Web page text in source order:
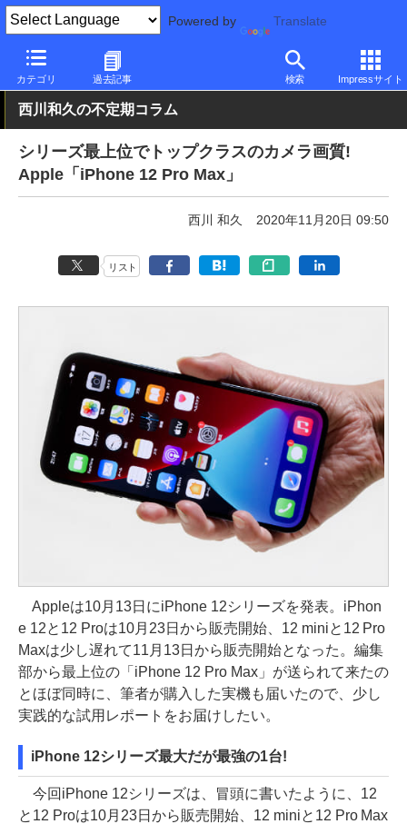
Powered by Translate
カテゴリ 過去記事 検索 Impressサイト
PC Watch パソコン/タブレット/スマートフォン スマートフォン
西川和久の不定期コラム
シリーズ最上位でトップクラスのカメラ画質!
Apple「iPhone 12 Pro Max」
西川 和久 2020年11月20日 09:50
リスト
Appleは10月13日にiPhone 12シリーズを発表。iPhon
e 12と12 Proは10月23日から販売開始、12 miniと12 Pro
Maxは少し遅れて11月13日から販売開始となった。編集
部から最上位の「iPhone 12 Pro Max」が送られて来たの
とほぼ同時に、筆者が購入した実機も届いたので、少し
実践的な試用レポートをお届けしたい。
iPhone 12シリーズ最大だが最強の1台!
今回iPhone 12シリーズは、冒頭に書いたように、12
と12 Proは10月23日から販売開始、12 miniと12 Pro Max